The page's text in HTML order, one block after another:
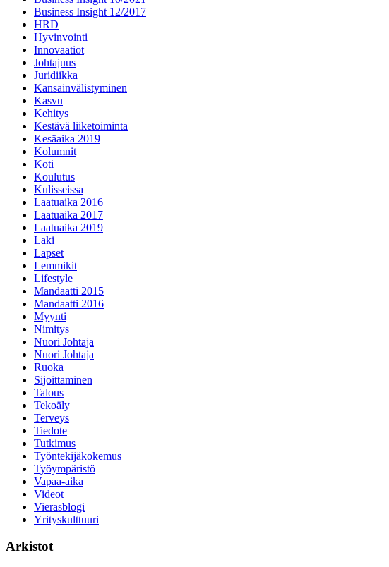
Business Insight 12/2017
HRD
Hyvinvointi
Innovaatiot
Johtajuus
Juridiikka
Kansainvälistyminen
Kasvu
Kehitys
Kestävä liiketoiminta
Kesäaika 2019
Kolumnit
Koti
Koulutus
Kulisseissa
Laatuaika 2016
Laatuaika 2017
Laatuaika 2019
Laki
Lapset
Lemmikit
Lifestyle
Mandaatti 2015
Mandaatti 2016
Myynti
Nimitys
Nuori Johtaja
Nuori Johtaja
Ruoka
Sijoittaminen
Talous
Tekoäly
Terveys
Tiedote
Tutkimus
Työntekijäkokemus
Työympäristö
Vapaa-aika
Videot
Vierasblogi
Yrityskulttuuri
Arkistot